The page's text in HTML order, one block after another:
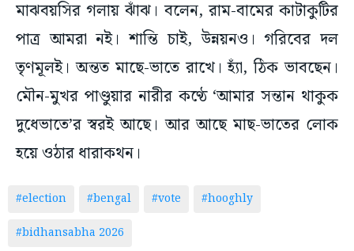
মাঝবয়সির গলায় ঝাঁঝ। বলেন, রাম-বামের কাটাকুটির
পাত্র আমরা নই। শান্তি চাই, উন্নয়নও। গরিবের দল
তৃণমূলই। অন্তত মাছে-ভাতে রাখে। হ্যাঁ, ঠিক ভাবছেন।
মৌন-মুখর পাণ্ডুয়ার নারীর কণ্ঠে ‘আমার সন্তান থাকুক
দুধেভাতে’র স্বরই আছে। আর আছে মাছ-ভাতের লোক
হয়ে ওঠার ধারাকথন।
#election #bengal #vote
#hooghly
#bidhansabha 2026